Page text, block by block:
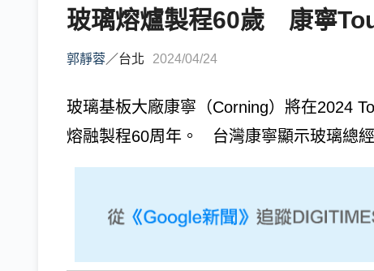
玻璃熔爐製程60歲 康寧
郭靜蓉／台北 2024/04/24
玻璃基板大廠康寧（Corning）將在2024
熔融製程60周年。 台灣康寧顯示玻璃總